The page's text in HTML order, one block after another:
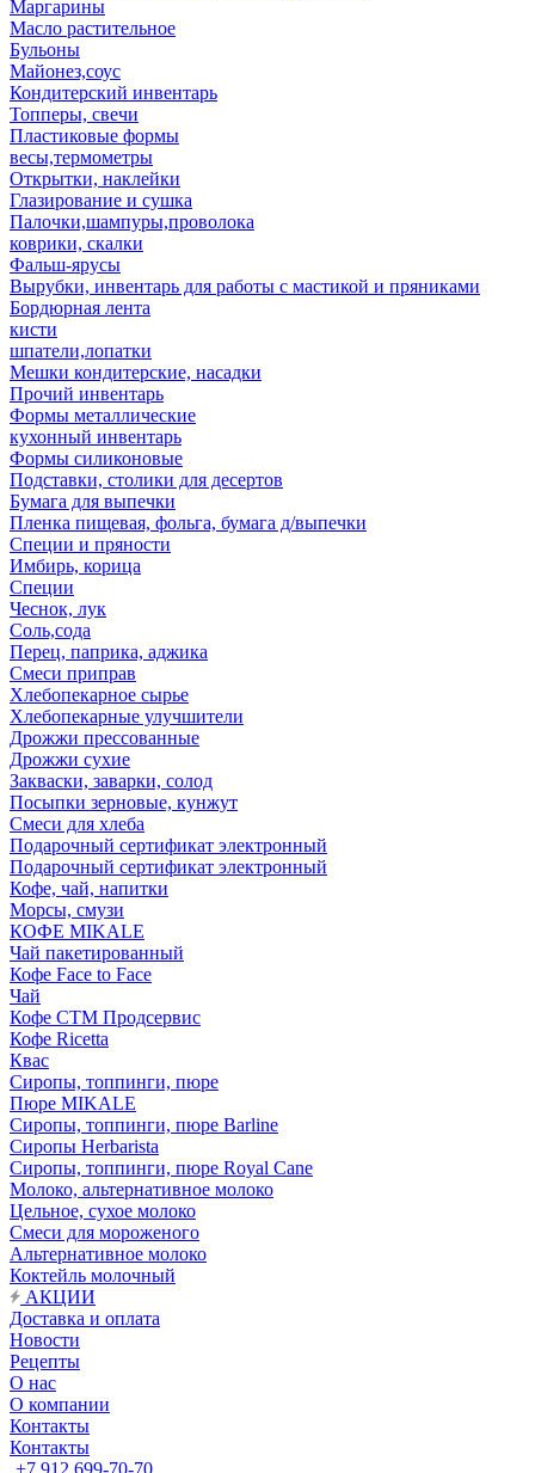
Маргарины
Масло растительное
Бульоны
Майонез,соус
Кондитерский инвентарь
Топперы, свечи
Пластиковые формы
весы,термометры
Открытки, наклейки
Глазирование и сушка
Палочки,шампуры,проволока
коврики, скалки
Фальш-ярусы
Вырубки, инвентарь для работы с мастикой и пряниками
Бордюрная лента
кисти
шпатели,лопатки
Мешки кондитерские, насадки
Прочий инвентарь
Формы металлические
кухонный инвентарь
Формы силиконовые
Подставки, столики для десертов
Бумага для выпечки
Пленка пищевая, фольга, бумага д/выпечки
Специи и пряности
Имбирь, корица
Специи
Чеснок, лук
Соль,сода
Перец, паприка, аджика
Смеси приправ
Хлебопекарное сырье
Хлебопекарные улучшители
Дрожжи прессованные
Дрожжи сухие
Закваски, заварки, солод
Посыпки зерновые, кунжут
Смеси для хлеба
Подарочный сертификат электронный
Подарочный сертификат электронный
Кофе, чай, напитки
Морсы, смузи
КОФЕ MIKALE
Чай пакетированный
Кофе Face to Face
Чай
Кофе СТМ Продсервис
Кофе Ricetta
Квас
Сиропы, топпинги, пюре
Пюре MIKALE
Сиропы, топпинги, пюре Barline
Сиропы Herbarista
Сиропы, топпинги, пюре Royal Cane
Молоко, альтернативное молоко
Цельное, сухое молоко
Смеси для мороженого
Альтернативное молоко
Коктейль молочный
АКЦИИ
Доставка и оплата
Новости
Рецепты
О нас
О компании
Контакты
Контакты
+7 912 699-70-70